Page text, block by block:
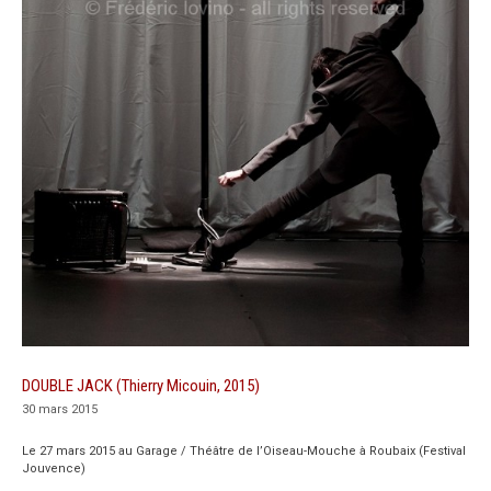
DOUBLE JACK (Thierry Micouin, 2015)
30 mars 2015
Le 27 mars 2015 au Garage / Théâtre de l’Oiseau-Mouche à Roubaix (Festival
Jouvence)